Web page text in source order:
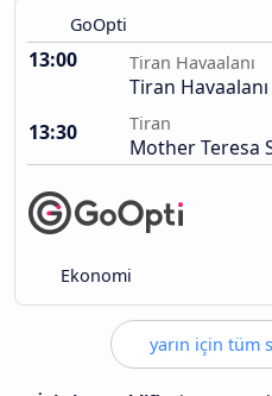
GoOpti
13:00 Tiran Havaalanı
Tiran Havaalanı
13:30
Tiran
Mother Teresa
Ekonomi
yarın için tüm